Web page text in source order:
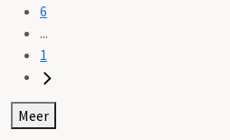
6
...
1
Meer